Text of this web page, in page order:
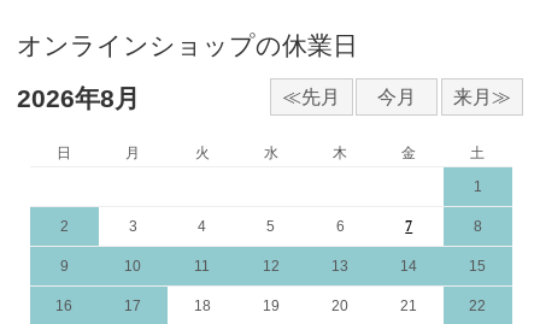
オンラインショップの休業日
2026年8月
日 月 火 水 木 金
土
1
2 3 4 5 6 7 8
9 10 11 12 13 14 15
16 17 18 19 20 21 22